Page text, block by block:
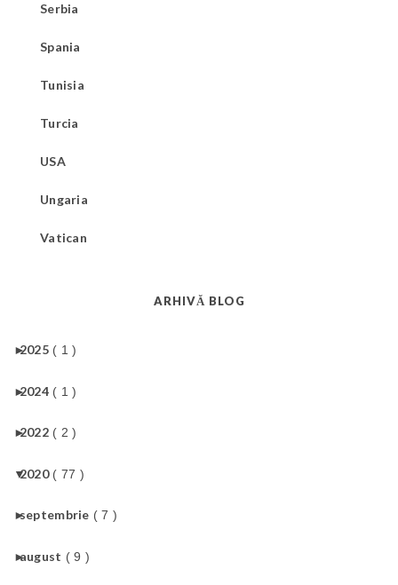
Serbia
Spania
Tunisia
Turcia
USA
Ungaria
Vatican
ARHIVĂ BLOG
►
2025 ( 1 )
►
2024 ( 1 )
►
2022 ( 2 )
▼
2020 ( 77 )
►
septembrie ( 7 )
►
august ( 9 )